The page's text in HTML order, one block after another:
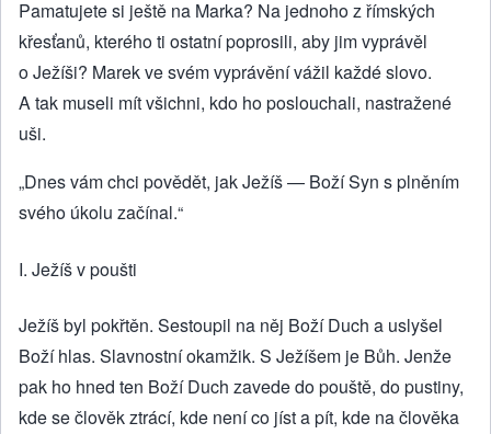
Pamatujete si ještě na Marka? Na jednoho z římských
křesťanů, kterého ti ostatní poprosili, aby jim vyprávěl
o Ježíši? Marek ve svém vyprávění vážil každé slovo.
A tak museli mít všichni, kdo ho poslouchali, nastražené
uši.
„Dnes vám chci povědět, jak Ježíš — Boží Syn s plněním
svého úkolu začínal.“
I. Ježíš v poušti
Ježíš byl pokřtěn. Sestoupil na něj Boží Duch a uslyšel
Boží hlas. Slavnostní okamžik. S Ježíšem je Bůh. Jenže
pak ho hned ten Boží Duch zavede do pouště, do pustiny,
kde se člověk ztrácí, kde není co jíst a pít, kde na člověka